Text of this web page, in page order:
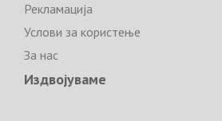
Рекламација
Услови за користење
За нас
Издвојуваме